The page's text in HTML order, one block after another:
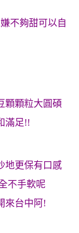
不夠甜可以自
顆顆粒大圓碩
滿足!!
地更保有口感
不手軟呢
來台中阿!